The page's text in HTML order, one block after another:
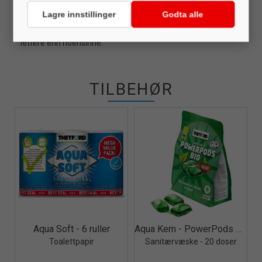
ettertrykkelig. Og et nytt "snap-lock" system gjør det mulig å
sette sammen og ta fra hverandre vann- og avfallstanken
lettere enn noensinne.
TILBEHØR
Quick View+
Aqua Soft - 6 ruller
Toalettpapir
Quick View+ Aqua Kem - PowerPods Bio
Sanitærvæske - 20 doser
Lagre innstillinger Godta alle